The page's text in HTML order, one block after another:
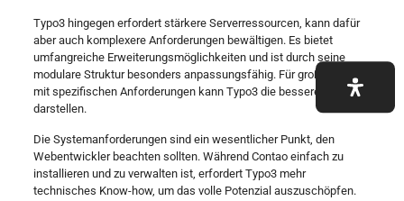
Typo3 hingegen erfordert stärkere Serverressourcen, kann dafür
aber auch komplexere Anforderungen bewältigen. Es bietet
umfangreiche Erweiterungsmöglichkeiten und ist durch seine
modulare Struktur besonders anpassungsfähig. Für große Firmen
mit spezifischen Anforderungen kann Typo3 die bessere Wahl
darstellen.
Die Systemanforderungen sind ein wesentlicher Punkt, den
Webentwickler beachten sollten. Während Contao einfach zu
installieren und zu verwalten ist, erfordert Typo3 mehr
technisches Know-how, um das volle Potenzial auszuschöpfen.